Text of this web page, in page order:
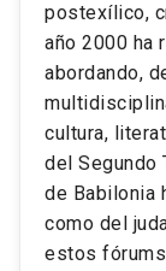
postexílico,
año 2000 ha
abordando,
cultura,
del Segundo
de Babilonia
como del
estos